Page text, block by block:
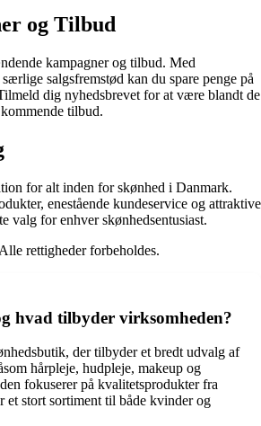
og Tilbud
kampagner og tilbud. Med
salgsfremstød kan du spare penge på
dig nyhedsbrevet for at være blandt de
tilbud.
for alt inden for skønhed i Danmark.
enestående kundeservice og attraktive
valg for enhver skønhedsentusiast.
rettigheder forbeholdes.
hvad tilbyder virksomheden?
der tilbyder et bredt udvalg af
hårpleje, hudpleje, makeup og
fokuserer på kvalitetsprodukter fra
et stort sortiment til både kvinder og